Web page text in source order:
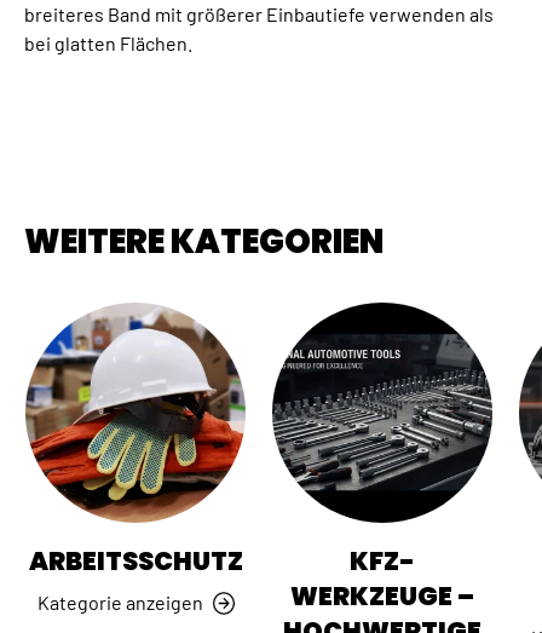
breiteres Band mit größerer Einbautiefe verwenden als
bei glatten Flächen.
WEITERE KATEGORIEN
ARBEITSSCHUTZ
Kategorie anzeigen
KFZ-
WERKZEUGE –